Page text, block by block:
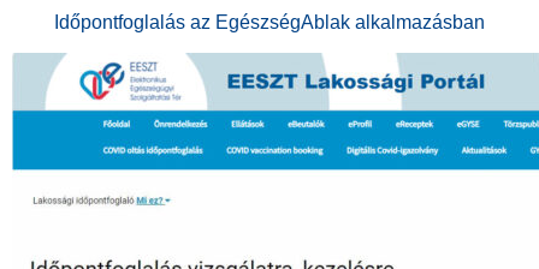
Időpontfoglalás az EgészségAblak alkalmazásban